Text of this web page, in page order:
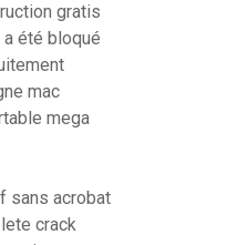
gratis
été bloqué
mac
mega
sans acrobat
crack